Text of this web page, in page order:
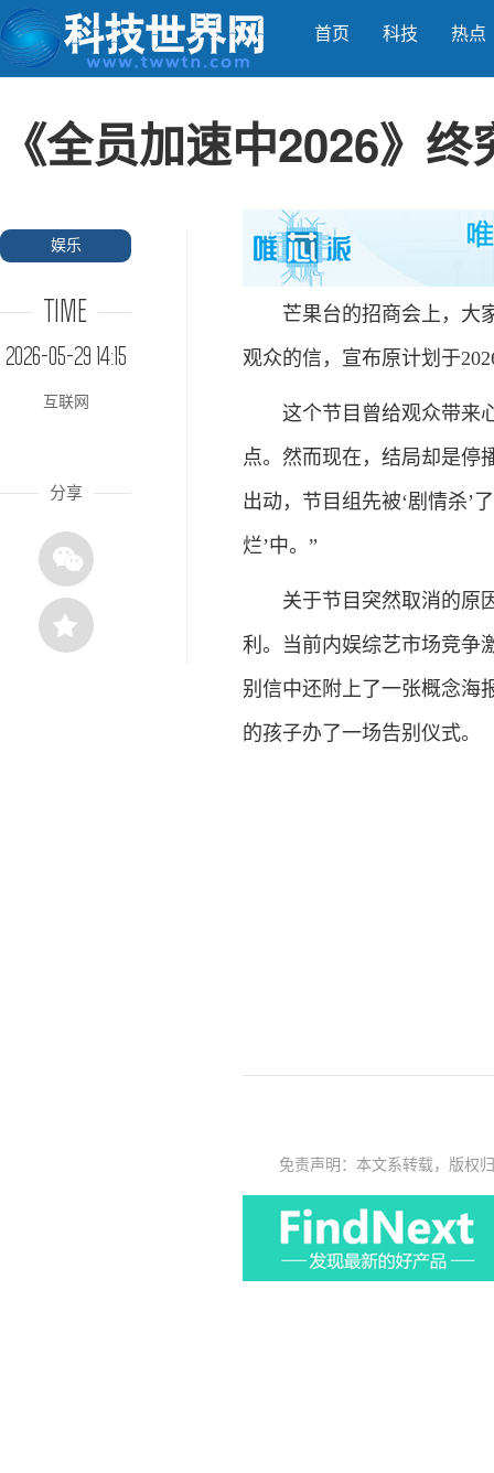
首页 科技 热点
《全员加速中2026》
娱乐
TIME
2026-05-29 14:15
互联网
分享
芒果台的招商会上，大家
观众的信，宣布原计划于
这个节目曾给观众带来心
点。然而现在，结局却是停
出动，节目组先被‘剧情杀’
烂’中。”
关于节目突然取消的原因
利。当前内娱综艺市场竞争
别信中还附上了一张概念海
的孩子办了一场告别仪式。
免责声明：本文系转载，版权